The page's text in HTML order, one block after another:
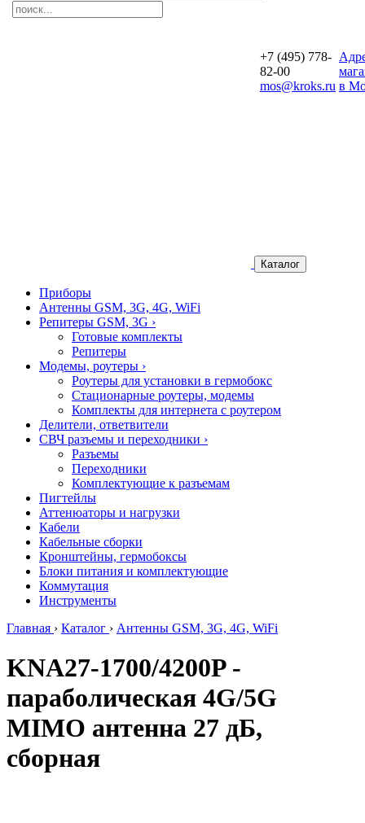
+7 (495) 778-
82-00
mos@kroks.ru в
Каталог
Приборы
Антенны GSM, 3G, 4G, WiFi
Репитеры GSM, 3G ›
Готовые комплекты
Репитеры
Модемы, роутеры ›
Роутеры для установки в гермобокс
Стационарные роутеры, модемы
Комплекты для интернета с роутером
Делители, ответвители
СВЧ разъемы и переходники ›
Разъемы
Переходники
Комплектующие к разъемам
Пигтейлы
Аттенюаторы и нагрузки
Кабели
Кабельные сборки
Кронштейны, гермобоксы
Блоки питания и комплектующие
Коммутация
Инструменты
Главная › Каталог › Антенны GSM, 3G, 4G, WiFi
KNA27-1700/4200P -
параболическая 4G/5G
MIMO антенна 27 дБ,
сборная